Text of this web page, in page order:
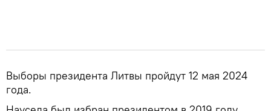
Выборы президента Литвы пройдут 12 мая 2024
года.